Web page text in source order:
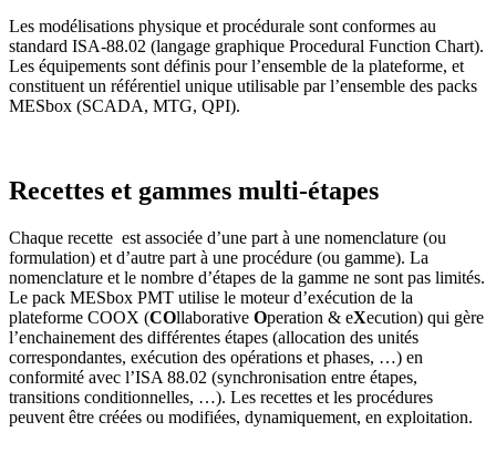
Les modélisations physique et procédurale sont conformes au
standard ISA-88.02 (langage graphique Procedural Function Chart).
Les équipements sont définis pour l’ensemble de la plateforme, et
constituent un référentiel unique utilisable par l’ensemble des packs
MESbox (SCADA, MTG, QPI).
Recettes et gammes multi-étapes
Chaque recette est associée d’une part à une nomenclature (ou
formulation) et d’autre part à une procédure (ou gamme). La
nomenclature et le nombre d’étapes de la gamme ne sont pas limités.
Le pack MESbox PMT utilise le moteur d’exécution de la
plateforme COOX (COllaborative Operation & eXecution) qui gère
l’enchainement des différentes étapes (allocation des unités
correspondantes, exécution des opérations et phases, …) en
conformité avec l’ISA 88.02 (synchronisation entre étapes,
transitions conditionnelles, …). Les recettes et les procédures
peuvent être créées ou modifiées, dynamiquement, en exploitation.